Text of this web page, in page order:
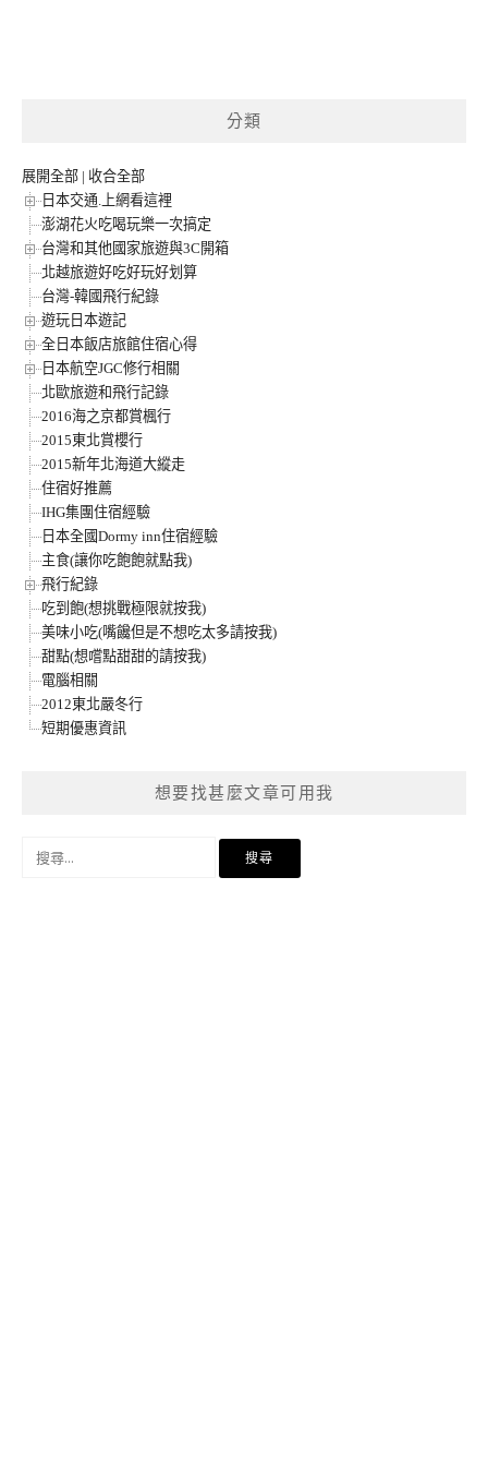
分類
展開全部 | 收合全部
日本交通.上網看這裡
澎湖花火吃喝玩樂一次搞定
台灣和其他國家旅遊與3C開箱
北越旅遊好吃好玩好划算
台灣-韓國飛行紀錄
遊玩日本遊記
全日本飯店旅館住宿心得
日本航空JGC修行相關
北歐旅遊和飛行記錄
2016海之京都賞楓行
2015東北賞櫻行
2015新年北海道大縱走
住宿好推薦
IHG集團住宿經驗
日本全國Dormy inn住宿經驗
主食(讓你吃飽飽就點我)
飛行紀錄
吃到飽(想挑戰極限就按我)
美味小吃(嘴饞但是不想吃太多請按我)
甜點(想嚐點甜甜的請按我)
電腦相關
2012東北嚴冬行
短期優惠資訊
想要找甚麼文章可用我